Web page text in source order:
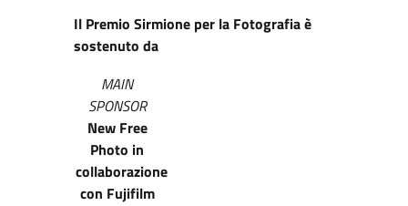
Il Premio Sirmione per la Fotografia è
sostenuto da
MAIN
SPONSOR
New Free
Photo in
collaborazione
con Fujifilm